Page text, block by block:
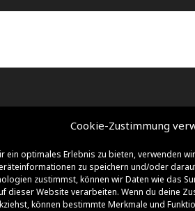
Cookie-Zustimmung
ein optimales Erlebnis zu bieten, verwenden
zu speichern und/oder
zustimmst, können wir Daten wie das
dieser Website verarbeiten. Wenn du deine
können bestimmte Merkmale und
| FÖRDERER |